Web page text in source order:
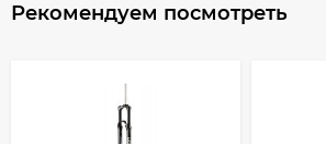
Рекомендуем посмотреть